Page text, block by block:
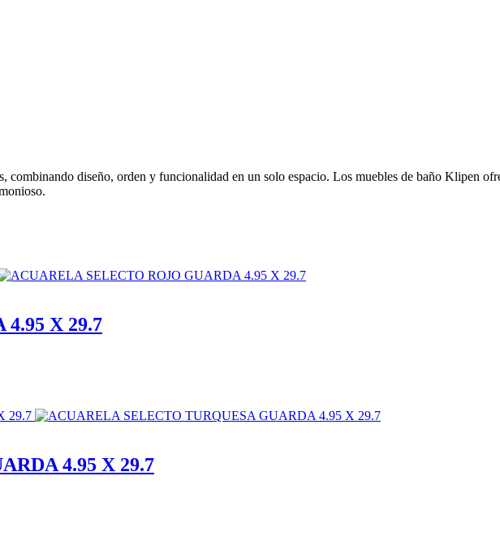
combinando diseño, orden y funcionalidad en un solo espacio. Los muebles de baño Klipen
X 29.7
4.95 X 29.7